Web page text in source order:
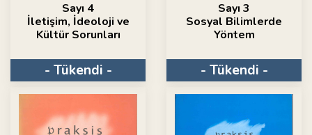
Sayı 4
İletişim, İdeoloji ve
Kültür Sorunları
- Tükendi -
Sayı 3
Sosyal Bilimlerde
Yöntem
- Tükendi -